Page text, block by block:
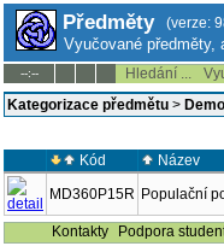
Předměty (verze:
Vyučované předměty,
--:-- Hledání ...
Kategorizace předmětu >
Kód Název
MD360P15R Populační
Kontakty
Podpora